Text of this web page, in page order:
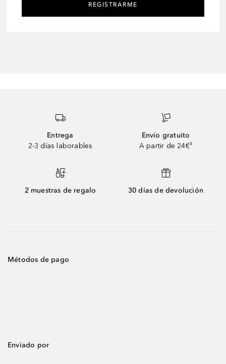
REGISTRARME
Entrega
2-3 días laborables
Envío gratuito
A partir de 24€³
2 muestras de regalo 30 días de devolución
Métodos de pago
Enviado por